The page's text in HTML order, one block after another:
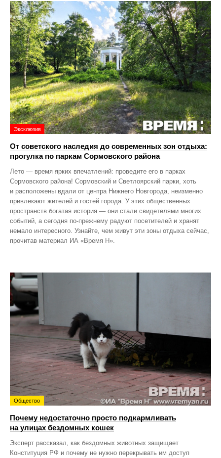
Эксклюзив
От советского наследия до современных зон отдыха:
прогулка по паркам Сормовского района
Лето — время ярких впечатлений: проведите его в парках
Сормовского района! Сормовский и Светлоярский парки, хоть
и расположены вдали от центра Нижнего Новгорода, неизменно
привлекают жителей и гостей города. У этих общественных
пространств богатая история — они стали свидетелями многих
событий, а сегодня по‑прежнему радуют посетителей и хранят
немало интересного. Узнайте, чем живут эти зоны отдыха сейчас,
прочитав материал ИА «Время Н».
Общество
Почему недостаточно просто подкармливать
на улицах бездомных кошек
Эксперт рассказал, как бездомных животных защищает
Конституция РФ и почему не нужно перекрывать им доступ